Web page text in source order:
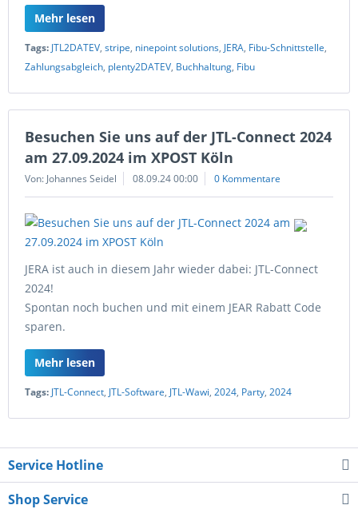
Mehr lesen
Tags: JTL2DATEV, stripe, ninepoint solutions, JERA, Fibu-Schnittstelle,
Zahlungsabgleich, plenty2DATEV, Buchhaltung, Fibu
Besuchen Sie uns auf der JTL-Connect 2024
am 27.09.2024 im XPOST Köln
Von: Johannes Seidel 08.09.24 00:00 0 Kommentare
JERA ist auch in diesem Jahr wieder dabei: JTL-Connect
2024!
Spontan noch buchen und mit einem JEAR Rabatt Code
sparen.
Mehr lesen
Tags: JTL-Connect, JTL-Software, JTL-Wawi, 2024, Party, 2024
Service Hotline
Shop Service